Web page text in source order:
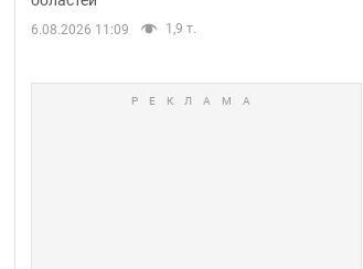
6.08.2026 11:09 1,9 т.